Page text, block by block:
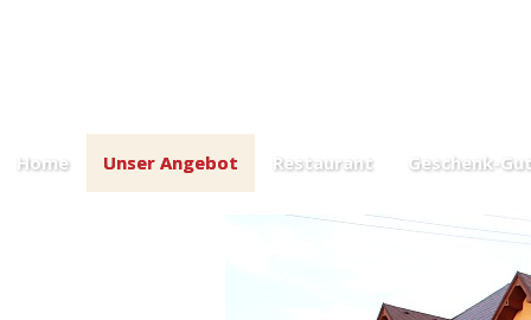
Home Unser Angebot Restaurant Geschenk-